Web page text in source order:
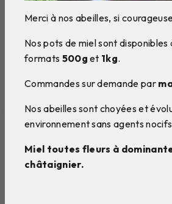
Merci à nos abeilles, si
Nos pots de miel sont disponibles
formats 500g et 1kg.
Commandes sur demande par
Nos abeilles sont choyées et
environnement sans agents
Miel toutes fleurs à
châtaignier.